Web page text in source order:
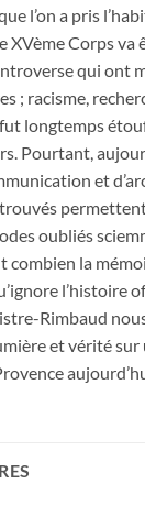
l’on a pris
XVème Corps va
qui ont
; racisme,
longtemps
Pourtant,
et
oubliés
la
l’histoire
Rimbaud
et vérité